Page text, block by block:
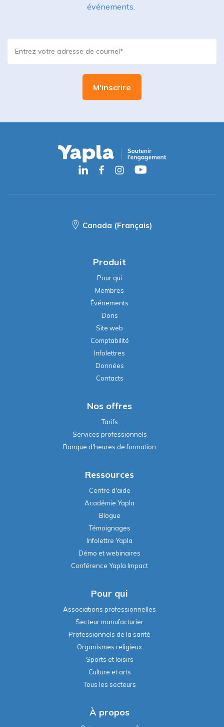
événements.
Canada (Français)
Produit
Pour qui
Membres
Événements
Dons
Site web
Comptabilité
Infolettres
Données
Contacts
Nos offres
Tarifs
Services professionnels
Banque d'heures de formation
Ressources
Centre d'aide
Académie Yapla
Blogue
Témoignages
Infolettre Yapla
Démo et webinaires
Conférence Yapla Impact
Pour qui
Associations professionnelles
Secteur manufacturier
Professionnels de la santé
Organismes religieux
Sports et loisirs
Culture et arts
Tous les secteurs
À propos